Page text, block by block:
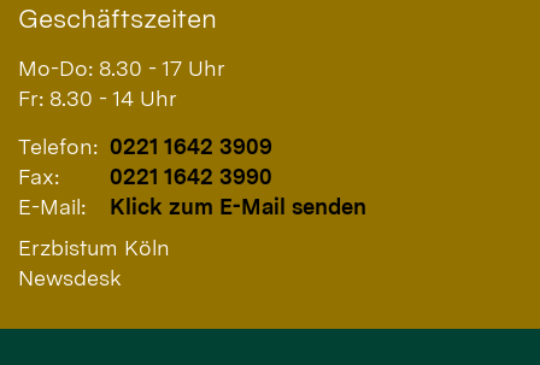
Geschäftszeiten
Mo-Do: 8.30 - 17 Uhr
Fr: 8.30 - 14 Uhr
Telefon: 0221 1642 3909
Fax:
0221 1642 3990
E-Mail:
Klick zum E-Mail senden
Erzbistum Köln
Newsdesk